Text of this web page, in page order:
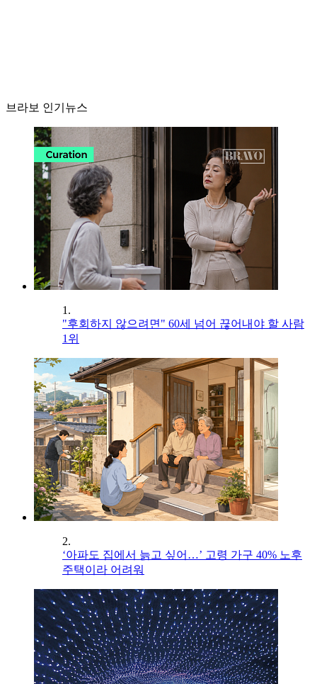
브라보 인기뉴스
1.
"후회하지 않으려면" 60세 넘어 끊어내야 할 사람
1위
2.
‘아파도 집에서 늙고 싶어…’ 고령 가구 40% 노후
주택이라 어려워